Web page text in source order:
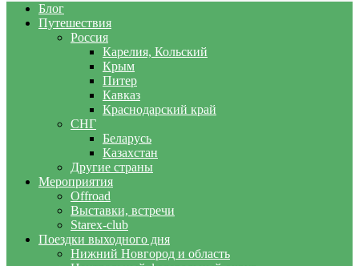
Блог
Путешествия
Россия
Карелия, Кольский
Крым
Питер
Кавказ
Краснодарский край
СНГ
Беларусь
Казахстан
Другие страны
Мероприятия
Offroad
Выставки, встречи
Starex-club
Поездки выходного дня
Нижний Новгород и область